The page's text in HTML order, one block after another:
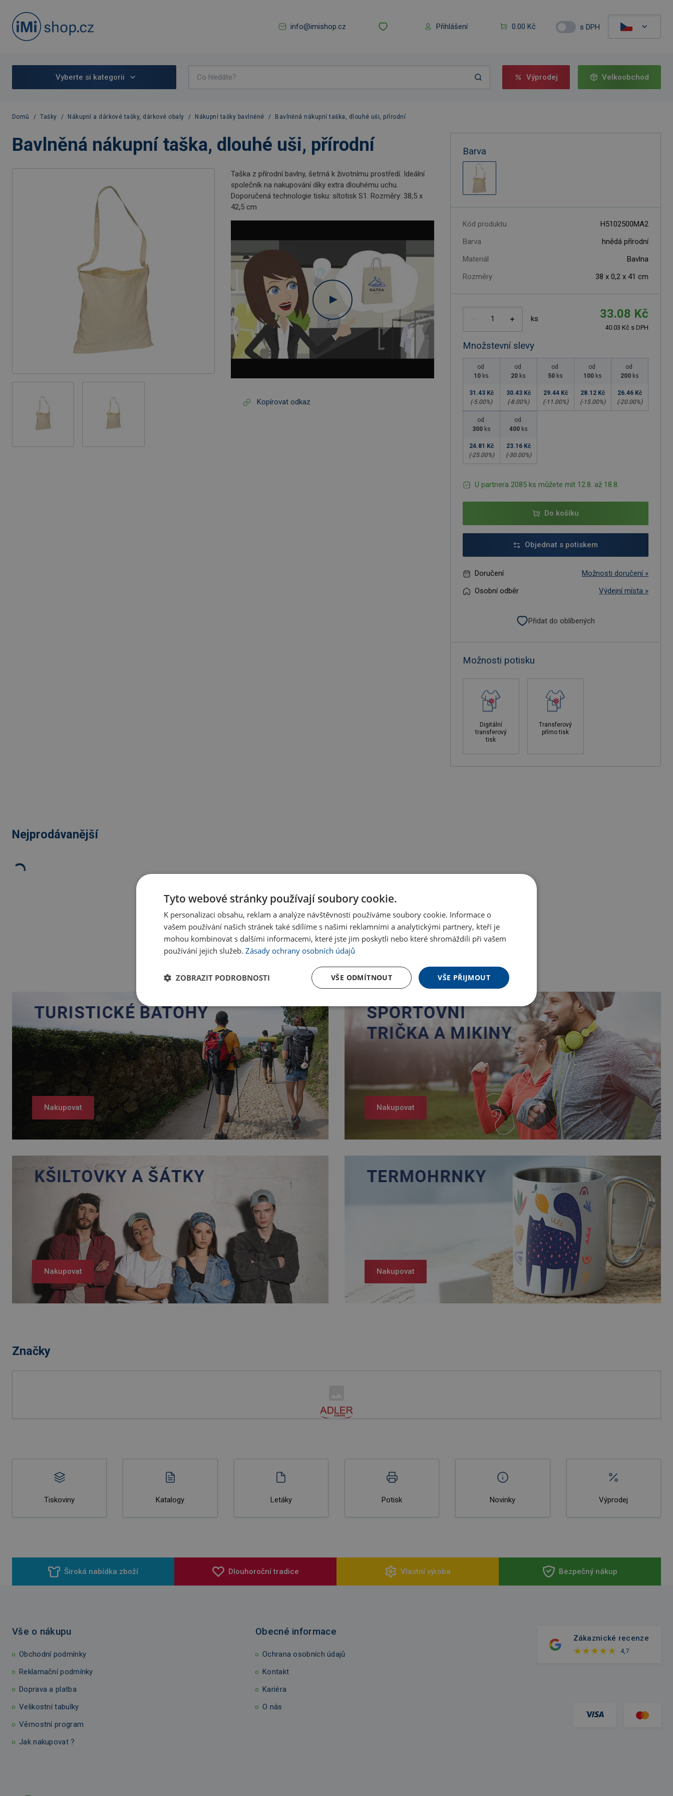
info@imishop.cz Přihlášení 0.00 Kč s DPH
Vyberte si kategorii Výprodej Velkoobchod
Domů / Tašky / Nákupní a dárkové tašky, dárkové obaly / Nákupní tašky bavlněné / Bavlněná nákupní taška, dlouhé uši, přírodní
Bavlněná nákupní taška, dlouhé uši, přírodní
Taška z přírodní bavlny, šetrná k životnímu prostředí. Ideální
společník na nakupování díky extra dlouhému uchu.
Doporučená technologie tisku: sítotisk S1. Rozměry: 38,5 x
42,5 cm
Kopírovat odkaz
Barva
Kód produktu
H5102500MA2
Barva
hnědá přírodní
Materiál
Bavlna
Rozměry
38 x 0,2 x 41 cm
ks 33.08 Kč
40.03 Kč s DPH
Množstevní slevy
od
10 ks
31.43 Kč
(-5.00%)
od
20 ks
30.43 Kč
(-8.00%)
od
50 ks
29.44 Kč
(-11.00%)
od
100 ks
28.12 Kč
(-15.00%)
od
200 ks
26.46 Kč
(-20.00%)
od
300 ks
24.81 Kč
(-25.00%)
od
400 ks
23.16 Kč
(-30.00%)
U partnera 2085 ks můžete mít 12.8. až 18.8.
Do košíku
Objednat s potiskem
Doručení
Možnosti doručení »
Osobní odběr
Výdejní místa »
Přidat do oblíbených
Možnosti potisku
Digitální
transferový
tisk
Transferový
přímo tisk
Nejprodávanější
Nakupovat Nakupovat
Nakupovat Nakupovat
Značky
Tiskoviny Katalogy Letáky Potisk Novinky Výprodej
Široká nabídka zboží Dlouhoroční tradice Vlastní výroba Bezpečný nákup
Vše o nákupu
Obchodní podmínky
Reklamační podmínky
Doprava a platba
Velikostní tabulky
Věrnostní program
Jak nakupovat ?
Obecné informace
Ochrana osobních údajů
Kontakt
Kariéra
O nás
Zákaznické recenze
4,7
Tyto webové stránky používají soubory cookie.
K personalizaci obsahu, reklam a analýze návštěvnosti používáme soubory cookie. Informace o
vašem používání našich stránek také sdílíme s našimi reklamními a analytickými partnery, kteří je
mohou kombinovat s dalšími informacemi, které jste jim poskytli nebo které shromáždili při vašem
používání jejich služeb. Zásady ochrany osobních údajů
VŠE PŘIJMOUT
VŠE ODMÍTNOUT
ZOBRAZIT PODROBNOSTI